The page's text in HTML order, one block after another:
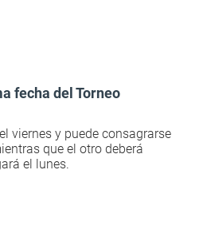
fecha del Torneo
viernes y puede consagrarse
que el otro deberá
el lunes.